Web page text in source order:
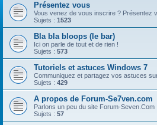
Présentez vous
Vous venez de vous inscrire ? Présentez
Sujets : 1523
Bla bla bloops (le bar)
Ici on parle de tout et de rien !
Sujets : 573
Tutoriels et astuces Windows 7
Communiquez et partagez vos astuces
Sujets : 429
A propos de Forum-Se7ven.com
Parlons un peu du site Forum-Seven.Com
Sujets : 57